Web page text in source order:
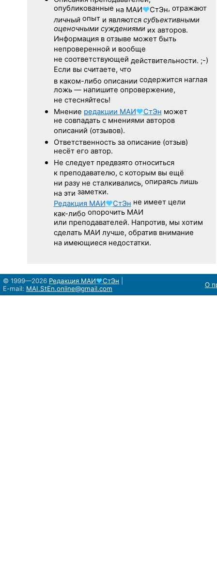
опубликованные на МАИ♥СтЭн, отражают
личныйопыт и являются субъективными
оценочными суждениямиих авторов.
Информация в отзыве может быть
непроверенной и вообще
не соответствующей действительности. ;-)
Если вы считаете, что
в каком-либо описании содержится наглая
ложь — напишите опровержение,
не стесняйтесь!
Мнение редакции МАИ♥СтЭн может
не совпадать с мнениями авторов
описаний (отзывов).
Ответственность за описание (отзыв)
несёт его автор.
Не следуетпредвзято относиться
к преподавателю, с которым вы ещё
ни разу не сталкивались, опираясь лишь
на эти заметки.
Редакция МАИ♥СтЭн не имеет цели
как-либо опорочить МАИ
или преподавателей. Напротив, мы хотим
сделать МАИ лучше, обратив внимание
на имеющиеся недостатки.
© 1999—2026 Редакция МАИ♥СтЭн
E-mail: MAI.StEn.online@gmail.com О